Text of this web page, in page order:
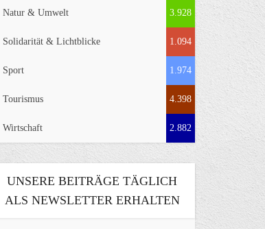
Natur & Umwelt 3.928
Solidarität & Lichtblicke 1.094
Sport 1.974
Tourismus 4.398
Wirtschaft 2.882
UNSERE BEITRÄGE TÄGLICH
ALS NEWSLETTER ERHALTEN